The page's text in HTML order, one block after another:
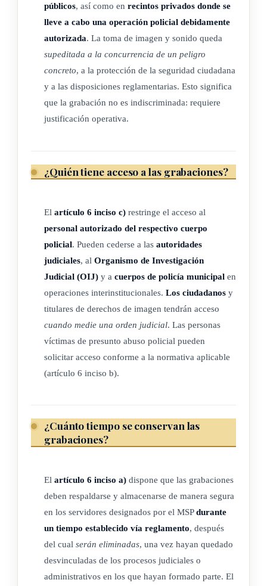
procedimientos automatizados o manuales y aplicadas a
datos personales, tales como la recolección, el registro, la
organización, la conservación, la modificación, la
extracción, la consulta, la utilización, la comunicación por
transmisión, difusión o cualquier otra forma que facilite el
acceso a estos, el cotejo o la interconexión, así como su
bloqueo, supresión o destrucción, entre otros.
ARTÍCULO 3
cuerpos policiales del Ministerio de Seguridad Pública
contenidos en la Ley 7410, Ley General de Policías, del 26
de mayo de 1994, y demás fuerzas de policías, en el
cumplimiento de todo procedimiento policial, que involucra
la utilización de dispositivos de videovigilancia, tales como
cámaras corporales "bodycams" y vehiculares "dashcams".
ARTÍCULO 4
a) Interés público: entendido como necesidades colectivas,
protegidas mediante la intervención directa y permanente
El derecho a la propia imagen no impedirá su captación y
reproducción, cuando se trate de personas que ejerzan un
cargo público o una profesión de notoriedad o proyección
pública y la imagen se capte durante un acto público o en
lugares abiertos al público y en el marco de la protección
a la seguridad ciudadana.
b) Legalidad: el tratamiento de datos es una actividad
públicos, así como en recintos privados donde se
lleve a cabo una operación policial debidamente
autorizada. La toma de imagen y sonido queda
supeditada a la concurrencia de un peligro
concreto, a la protección de la seguridad ciudadana
y a las disposiciones reglamentarias. Esto significa
que la grabación no es indiscriminada: requiere
justificación operativa.
¿Quién tiene acceso a las grabaciones?
El artículo 6 inciso c) restringe el acceso al
personal autorizado del respectivo cuerpo
policial. Pueden cederse a las autoridades
judiciales, al Organismo de Investigación
Judicial (OIJ) y a cuerpos de policía municipal en
operaciones interinstitucionales. Los ciudadanos y
titulares de derechos de imagen tendrán acceso
cuando medie una orden judicial. Las personas
víctimas de presunto abuso policial pueden
solicitar acceso conforme a la normativa aplicable
(artículo 6 inciso b).
¿Cuánto tiempo se conservan las
grabaciones?
El artículo 6 inciso a) dispone que las grabaciones
deben respaldarse y almacenarse de manera segura
en los servidores designados por el MSPdurante
un tiempo establecido vía reglamento, después
del cual serán eliminadas, una vez hayan quedado
desvinculadas de los procesos judiciales o
administrativos en los que hayan formado parte. El